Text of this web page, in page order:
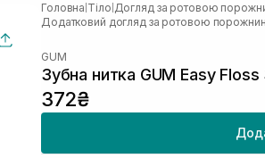
Головна Тіло Догляд за ротовою
Додатковий догляд за ротовою
GUM
Зубна нитка GUM Easy
372₴